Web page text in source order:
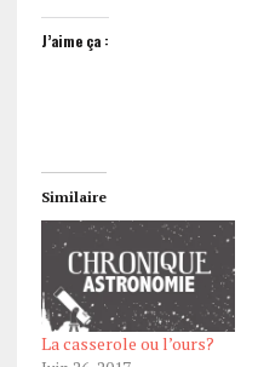
J’aime ça :
Similaire
La casserole ou l’ours?